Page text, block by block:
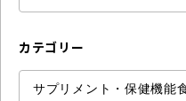
カテゴリー